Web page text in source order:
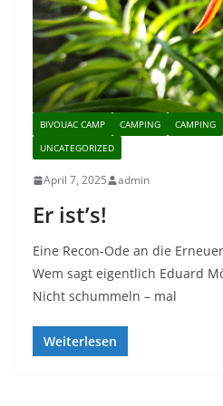
BIVOUAC CAMP CAMPING CAMPING
UNCATEGORIZED
April 7, 2025 admin
Er ist’s!
Eine Recon-Ode an die
Wem sagt eigentlich Eduard
Nicht schummeln – mal
Weiterlesen